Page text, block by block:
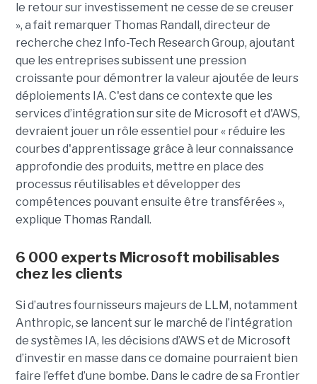
le retour sur investissement ne cesse de se creuser
», a fait remarquer Thomas Randall, directeur de
recherche chez Info-Tech Research Group, ajoutant
que les entreprises subissent une pression
croissante pour démontrer la valeur ajoutée de leurs
déploiements IA. C'est dans ce contexte que les
services d’intégration sur site de Microsoft et d'AWS,
devraient jouer un rôle essentiel pour « réduire les
courbes d'apprentissage grâce à leur connaissance
approfondie des produits, mettre en place des
processus réutilisables et développer des
compétences pouvant ensuite être transférées »,
explique Thomas Randall.
6 000 experts Microsoft mobilisables
chez les clients
Si d’autres fournisseurs majeurs de LLM, notamment
Anthropic, se lancent sur le marché de l’intégration
de systèmes IA, les décisions d’AWS et de Microsoft
d’investir en masse dans ce domaine pourraient bien
faire l’effet d’une bombe. Dans le cadre de sa Frontier